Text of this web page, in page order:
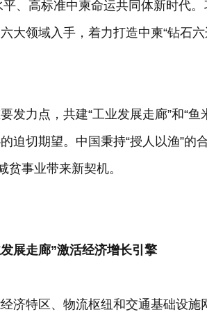
、高标准中柬命运共同体新时代
大领域入手，着力打造中柬“钻石
发力点，共建“工业发展走廊”和“鱼
迫切期望。中国秉持“授人以渔”的
贫事业带来新契机。
展走廊”激活经济增长引擎
济特区、物流枢纽和交通基础设施